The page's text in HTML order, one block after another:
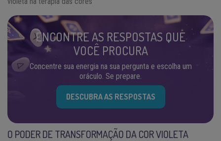
ENCONTRE AS RESPOSTAS QUE
VOCÊ PROCURA
Concentre sua energia na sua pergunta e escolha um
oráculo. Se prepare.
DESCUBRA AS RESPOSTAS
O PODER DE TRANSFORMAÇÃO DA COR VIOLETA